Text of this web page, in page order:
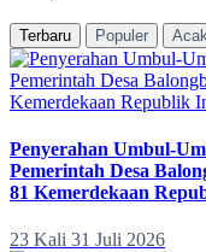
Terbaru Populer Acak
Penyerahan Umbul-
Pemerintah Desa
81 Kemerdekaan
23 Kali 31 Juli 2026